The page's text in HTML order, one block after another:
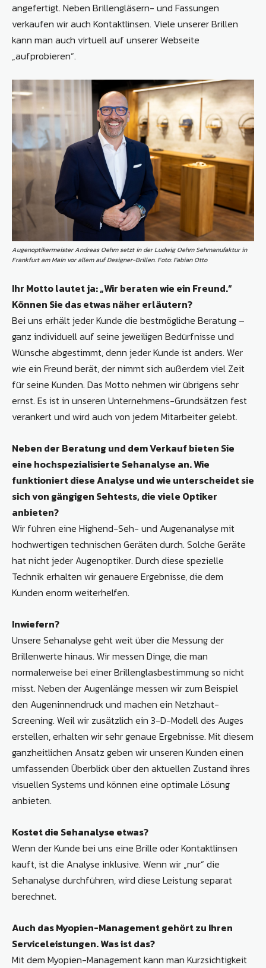
angefertigt. Neben Brillengläsern- und Fassungen
verkaufen wir auch Kontaktlinsen. Viele unserer Brillen
kann man auch virtuell auf unserer Webseite
„aufprobieren“.
Augenoptikermeister Andreas Oehm setzt in der Ludwig Oehm Sehmanufaktur in
Frankfurt am Main vor allem auf Designer-Brillen. Foto: Fabian Otto
Ihr Motto lautet ja: „Wir beraten wie ein Freund.“
Können Sie das etwas näher erläutern?
Bei uns erhält jeder Kunde die bestmögliche Beratung –
ganz individuell auf seine jeweiligen Bedürfnisse und
Wünsche abgestimmt, denn jeder Kunde ist anders. Wer
wie ein Freund berät, der nimmt sich außerdem viel Zeit
für seine Kunden. Das Motto nehmen wir übrigens sehr
ernst. Es ist in unseren Unternehmens-Grundsätzen fest
verankert und wird auch von jedem Mitarbeiter gelebt.
Neben der Beratung und dem Verkauf bieten Sie
eine hochspezialisierte Sehanalyse an. Wie
funktioniert diese Analyse und wie unterscheidet sie
sich von gängigen Sehtests, die viele Optiker
anbieten?
Wir führen eine Highend-Seh- und Augenanalyse mit
hochwertigen technischen Geräten durch. Solche Geräte
hat nicht jeder Augenoptiker. Durch diese spezielle
Technik erhalten wir genauere Ergebnisse, die dem
Kunden enorm weiterhelfen.
Inwiefern?
Unsere Sehanalyse geht weit über die Messung der
Brillenwerte hinaus. Wir messen Dinge, die man
normalerweise bei einer Brillenglasbestimmung so nicht
misst. Neben der Augenlänge messen wir zum Beispiel
den Augeninnendruck und machen ein Netzhaut-
Screening. Weil wir zusätzlich ein 3-D-Modell des Auges
erstellen, erhalten wir sehr genaue Ergebnisse. Mit diesem
ganzheitlichen Ansatz geben wir unseren Kunden einen
umfassenden Überblick über den aktuellen Zustand ihres
visuellen Systems und können eine optimale Lösung
anbieten.
Kostet die Sehanalyse etwas?
Wenn der Kunde bei uns eine Brille oder Kontaktlinsen
kauft, ist die Analyse inklusive. Wenn wir „nur“ die
Sehanalyse durchführen, wird diese Leistung separat
berechnet.
Auch das Myopien-Management gehört zu Ihren
Serviceleistungen. Was ist das?
Mit dem Myopien-Management kann man Kurzsichtigkeit